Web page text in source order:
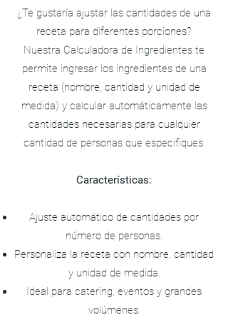
¿Te gustaría ajustar las cantidades de una
receta para diferentes porciones?
Nuestra Calculadora de Ingredientes te
permite ingresar los ingredientes de una
receta (nombre, cantidad y unidad de
medida) y calcular automáticamente las
cantidades necesarias para cualquier
cantidad de personas que especifiques.
Características:
Ajuste automático de cantidades por
número de personas.
Personaliza la receta con nombre, cantidad
y unidad de medida.
Ideal para catering, eventos y grandes
volúmenes.